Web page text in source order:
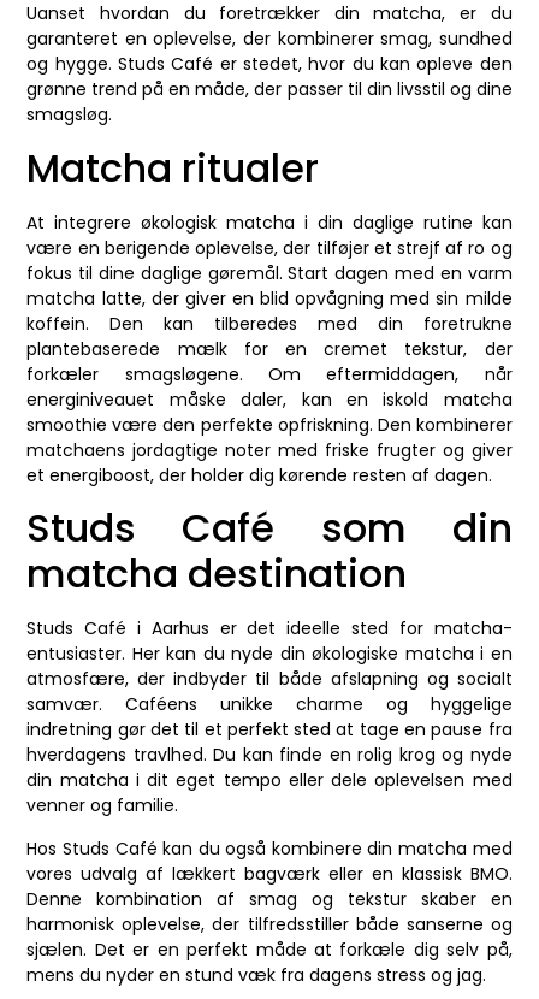
Uanset hvordan du foretrækker din matcha, er du
garanteret en oplevelse, der kombinerer smag, sundhed
og hygge. Studs Café er stedet, hvor du kan opleve den
grønne trend på en måde, der passer til din livsstil og dine
smagsløg.
Matcha ritualer
At integrere økologisk matcha i din daglige rutine kan
være en berigende oplevelse, der tilføjer et strejf af ro og
fokus til dine daglige gøremål. Start dagen med en varm
matcha latte, der giver en blid opvågning med sin milde
koffein. Den kan tilberedes med din foretrukne
plantebaserede mælk for en cremet tekstur, der
forkæler smagsløgene. Om eftermiddagen, når
energiniveauet måske daler, kan en iskold matcha
smoothie være den perfekte opfriskning. Den kombinerer
matchaens jordagtige noter med friske frugter og giver
et energiboost, der holder dig kørende resten af dagen.
Studs Café som din
matcha destination
Studs Café i Aarhus er det ideelle sted for matcha-
entusiaster. Her kan du nyde din økologiske matcha i en
atmosfære, der indbyder til både afslapning og socialt
samvær. Caféens unikke charme og hyggelige
indretning gør det til et perfekt sted at tage en pause fra
hverdagens travlhed. Du kan finde en rolig krog og nyde
din matcha i dit eget tempo eller dele oplevelsen med
venner og familie.
Hos Studs Café kan du også kombinere din matcha med
vores udvalg af lækkert bagværk eller en klassisk BMO.
Denne kombination af smag og tekstur skaber en
harmonisk oplevelse, der tilfredsstiller både sanserne og
sjælen. Det er en perfekt måde at forkæle dig selv på,
mens du nyder en stund væk fra dagens stress og jag.